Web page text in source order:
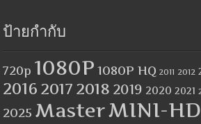
ป้ายกำกับ
720p 1080P 1080P HQ 2011 2012
2016 2017 2018 2019 2020 2021
2025 MasterMINI-HD